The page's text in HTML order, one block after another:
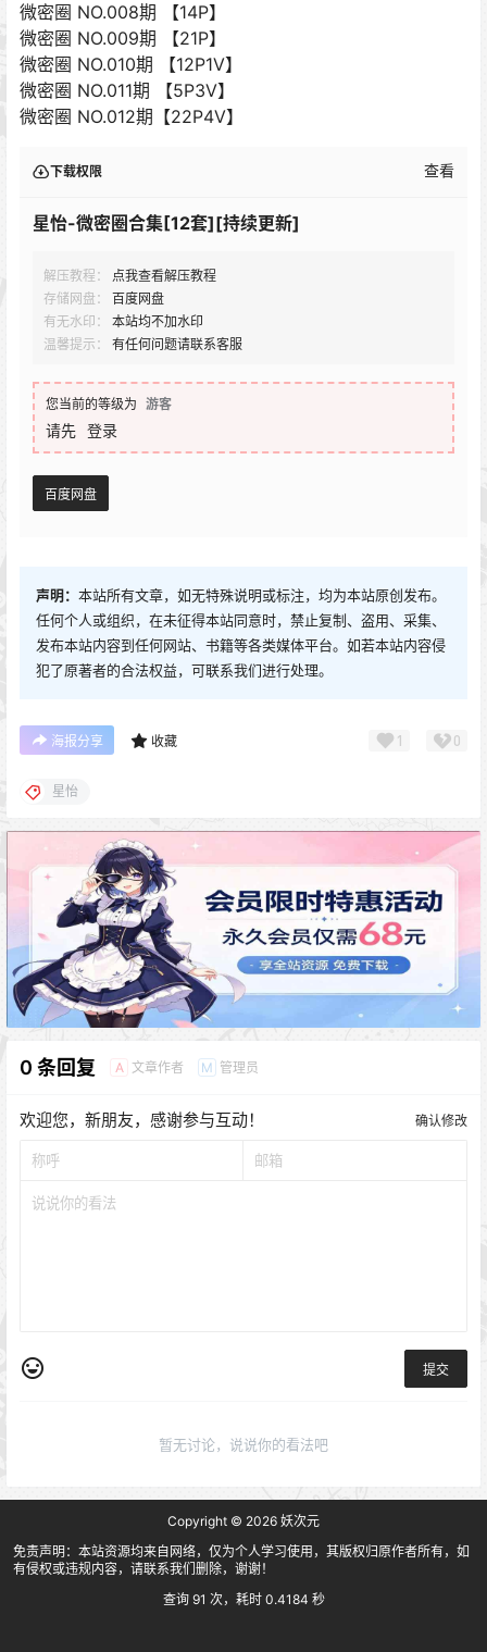
微密圈 NO.008期 【14P】
微密圈 NO.009期 【21P】
微密圈 NO.010期 【12P1V】
微密圈 NO.011期 【5P3V】
微密圈 NO.012期【22P4V】
下载权限 查看
星怡-微密圈合集[12套][持续更新]
解压教程：
点我查看解压教程
存储网盘：
百度网盘
有无水印：
本站均不加水印
温馨提示：
有任何问题请联系客服
您当前的等级为 游客
请先 登录
百度网盘
声明： 本站所有文章，如无特殊说明或标注，均为本站原创发布。
任何个人或组织，在未征得本站同意时，禁止复制、盗用、采集、
发布本站内容到任何网站、书籍等各类媒体平台。如若本站内容侵
犯了原著者的合法权益，可联系我们进行处理。
海报分享 收藏 1 0
星怡
0 条回复 A 文章作者 M 管理员
欢迎您，新朋友，感谢参与互动！ 确认修改
提交
暂无讨论，说说你的看法吧
Copyright © 2026 妖次元
免责声明：本站资源均来自网络，仅为个人学习使用，其版权归原作者所有，如
有侵权或违规内容，请联系我们删除，谢谢！
查询 91 次，耗时 0.4184 秒